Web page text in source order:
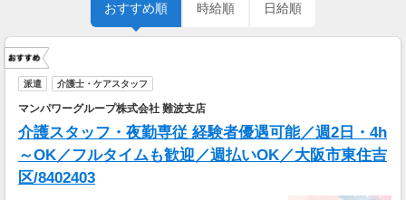
おすすめ順 時給順 日給順
派遣 介護士・ケアスタッフ
マンパワーグループ株式会社 難波支店
介護スタッフ・夜勤専従 経験者優遇可能／週2日・4h
～OK／フルタイムも歓迎／週払いOK／大阪市東住吉
区/8402403